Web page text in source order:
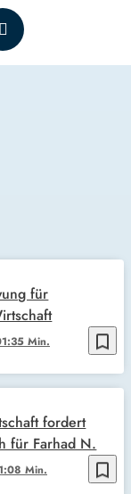
bookmark_border
Min.
für
bookmark_border
Min.
fordert
für Farhad N.